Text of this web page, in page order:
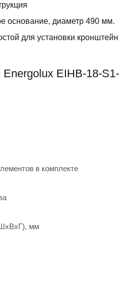
основание, диаметр 490 мм.
для установки кронштейн
Energolux EIHB-18-S1-
в комплекте
мм